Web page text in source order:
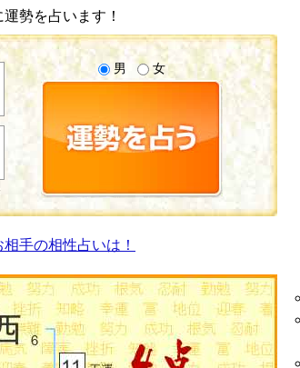
勢を占います！
男 女
手の相性占いは！